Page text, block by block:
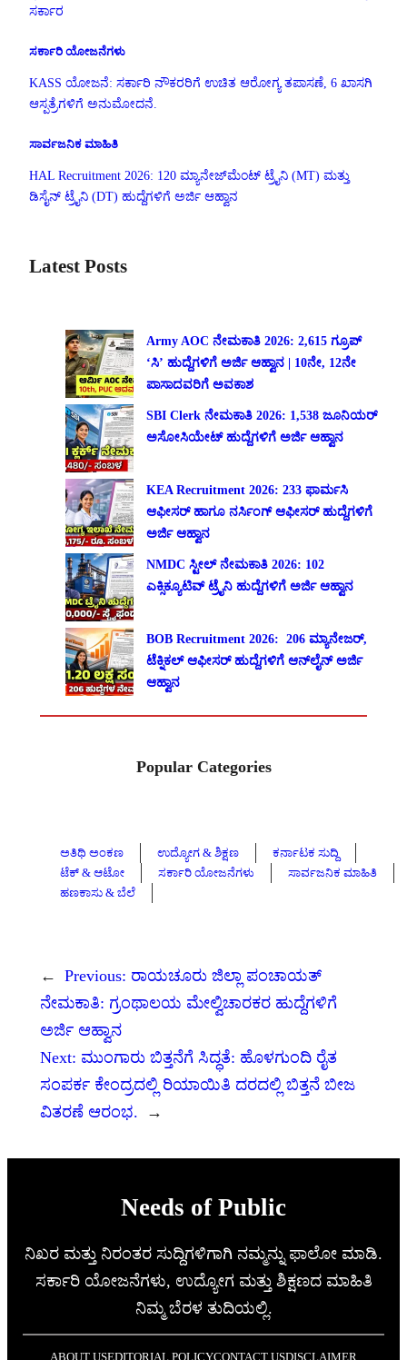
ಸರ್ಕಾರ
ಸರ್ಕಾರಿ ಯೋಜನೆಗಳು
KASS ಯೋಜನೆ: ಸರ್ಕಾರಿ ನೌಕರರಿಗೆ ಉಚಿತ ಆರೋಗ್ಯ ತಪಾಸಣೆ, 6 ಖಾಸಗಿ
ಆಸ್ಪತ್ರೆಗಳಿಗೆ ಅನುಮೋದನೆ.
ಸಾರ್ವಜನಿಕ ಮಾಹಿತಿ
HAL Recruitment 2026: 120 ಮ್ಯಾನೇಜ್‌ಮೆಂಟ್ ಟ್ರೈನಿ (MT) ಮತ್ತು
ಡಿಸೈನ್ ಟ್ರೈನಿ (DT) ಹುದ್ದೆಗಳಿಗೆ ಅರ್ಜಿ ಆಹ್ವಾನ
Latest Posts
Army AOC ನೇಮಕಾತಿ 2026: 2,615 ಗ್ರೂಪ್
‘ಸಿ’ ಹುದ್ದೆಗಳಿಗೆ ಅರ್ಜಿ ಆಹ್ವಾನ | 10ನೇ, 12ನೇ
ಪಾಸಾದವರಿಗೆ ಅವಕಾಶ
SBI Clerk ನೇಮಕಾತಿ 2026: 1,538 ಜೂನಿಯರ್
ಅಸೋಸಿಯೇಟ್ ಹುದ್ದೆಗಳಿಗೆ ಅರ್ಜಿ ಆಹ್ವಾನ
KEA Recruitment 2026: 233 ಫಾರ್ಮಸಿ
ಆಫೀಸರ್ ಹಾಗೂ ನರ್ಸಿಂಗ್ ಆಫೀಸರ್ ಹುದ್ದೆಗಳಿಗೆ
ಅರ್ಜಿ ಆಹ್ವಾನ
NMDC ಸ್ಟೀಲ್ ನೇಮಕಾತಿ 2026: 102
ಎಕ್ಸಿಕ್ಯೂಟಿವ್ ಟ್ರೈನಿ ಹುದ್ದೆಗಳಿಗೆ ಅರ್ಜಿ ಆಹ್ವಾನ
BOB Recruitment 2026: 206 ಮ್ಯಾನೇಜರ್,
ಟೆಕ್ನಿಕಲ್ ಆಫೀಸರ್ ಹುದ್ದೆಗಳಿಗೆ ಆನ್‌ಲೈನ್ ಅರ್ಜಿ
ಆಹ್ವಾನ
Popular Categories
ಅತಿಥಿ ಅಂಕಣ ಉದ್ಯೋಗ & ಶಿಕ್ಷಣ
ಕರ್ನಾಟಕ ಸುದ್ದಿ
ಟೆಕ್ & ಆಟೋ
ಸರ್ಕಾರಿ ಯೋಜನೆಗಳು
ಸಾರ್ವಜನಿಕ ಮಾಹಿತಿ
ಹಣಕಾಸು & ಬೆಲೆ
← Previous: ರಾಯಚೂರು ಜಿಲ್ಲಾ ಪಂಚಾಯತ್
ನೇಮಕಾತಿ: ಗ್ರಂಥಾಲಯ ಮೇಲ್ವಿಚಾರಕರ ಹುದ್ದೆಗಳಿಗೆ
ಅರ್ಜಿ ಆಹ್ವಾನ
Next: ಮುಂಗಾರು ಬಿತ್ತನೆಗೆ ಸಿದ್ಧತೆ: ಹೊಳಗುಂದಿ ರೈತ
ಸಂಪರ್ಕ ಕೇಂದ್ರದಲ್ಲಿ ರಿಯಾಯಿತಿ ದರದಲ್ಲಿ ಬಿತ್ತನೆ ಬೀಜ
ವಿತರಣೆ ಆರಂಭ.
→
Needs of Public
ನಿಖರ ಮತ್ತು ನಿರಂತರ ಸುದ್ದಿಗಳಿಗಾಗಿ ನಮ್ಮನ್ನು ಫಾಲೋ ಮಾಡಿ.
ಸರ್ಕಾರಿ ಯೋಜನೆಗಳು, ಉದ್ಯೋಗ ಮತ್ತು ಶಿಕ್ಷಣದ ಮಾಹಿತಿ
ನಿಮ್ಮ ಬೆರಳ ತುದಿಯಲ್ಲಿ.
ABOUT USEDITORIAL POLICYCONTACT USDISCLAIMER